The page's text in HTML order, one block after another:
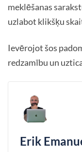
meklēšanas
uzlabot klikšķu
Ievērojot šos
redzamību un
Erik